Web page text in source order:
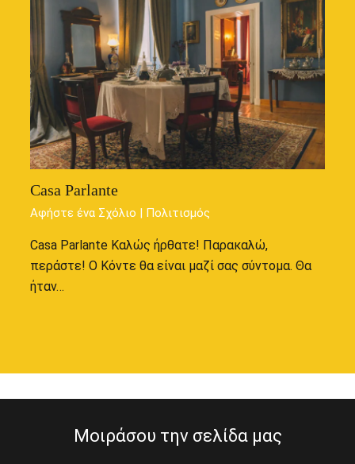
Casa Parlante
Αφήστε ένα Σχόλιο | Πολιτισμός
Casa Parlante Καλώς ήρθατε! Παρακαλώ,
περάστε! Ο Κόντε θα είναι μαζί σας σύντομα. Θα
ήταν…
Μοιράσου την σελίδα μας